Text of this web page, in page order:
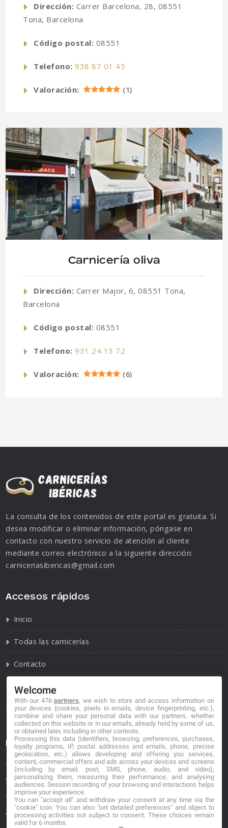
Dirección: Carrer Barcelona, 28, 08551
Tona, Barcelona
Código postal: 08551
Telefono: 938 87 01 45
Valoración: (1)
Carnicería oliva
Dirección: Carrer Major, 6, 08551 Tona,
Barcelona
Código postal: 08551
Telefono: 931 24 13 72
Valoración: (6)
La consulta de los contenidos de este portal es gratuita. Si
desea modificar o eliminar información, póngase en
contacto con nuestro servicio de atención al cliente
mediante correo electrónico a la siguiente dirección:
carniceriasibericas@gmail.com
Accesos rápidos
Inicio
Todas las carnicerías
Contacto
Política de cookies
Política de privacidad
Información de contacto
*No se garantiza que los datos mostrados estén
actualizados.
** Los precios mostrados son estimaciones y no se
garantiza su veracidad.
Welcome
With our 476partners, we wish to store and access information on
your devices (cookies, pixels in emails, device fingerprinting, etc.),
combine and share your personal data with our partners, whether
collected on this website or in our emails, already held by some of us,
or obtained later, including in other contexts.
Processing this data (identifiers, browsing, preferences, purchases,
loyalty programs, IP, postal addresses and emails, phone, precise
geolocation, etc.) allows developing and offering you services,
content, commercial offers and ads across your devices and screens
(including by email, post, SMS, phone, audio, and video),
personalising them, measuring their performance, and analysing
audiences. Session recording of your browsing and interactions helps
improve your experience.
You can "accept all" and withdraw your consent at any time via the
"cookie" icon. You can also "set detailed preferences" and object to
processing activities not subject to consent. These choices remain
valid for 6 months.